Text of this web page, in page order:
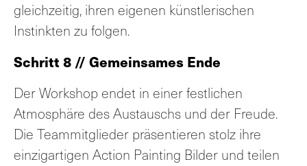
gleichzeitig, ihren eigenen künstlerischen
Instinkten zu folgen.
Schritt 8 // Gemeinsames Ende
Der Workshop endet in einer festlichen
Atmosphäre des Austauschs und der Freude.
Die Teammitglieder präsentieren stolz ihre
einzigartigen Action Painting Bilder und teilen